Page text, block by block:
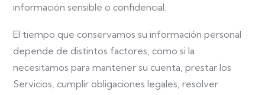
información sensible o confidencial.
El tiempo que conservamos su información personal
depende de distintos factores, como si la
necesitamos para mantener su cuenta, prestar los
Servicios, cumplir obligaciones legales, resolver